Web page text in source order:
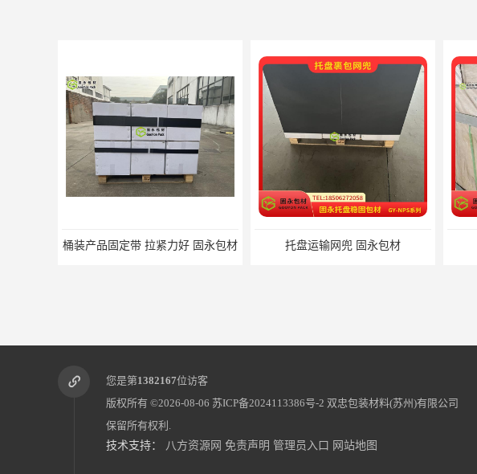
托盘运输网兜 固永包材 托盘打包绑带 固永包材
您是第1382167位访客
版权所有 ©2026-08-06 苏ICP备2024113386号-2 双忠包装材料(苏州)有限公司
保留所有权利.
技术支持： 八方资源网 免责声明 管理员入口 网站地图